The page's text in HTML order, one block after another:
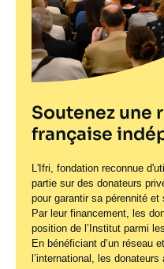
Soutenez une
française
L'Ifri, fondation reconnue
partie sur des donateurs
pour garantir sa pérennité
Par leur financement, les
position de l’Institut parmi
En bénéficiant d’un réseau
l’international, les